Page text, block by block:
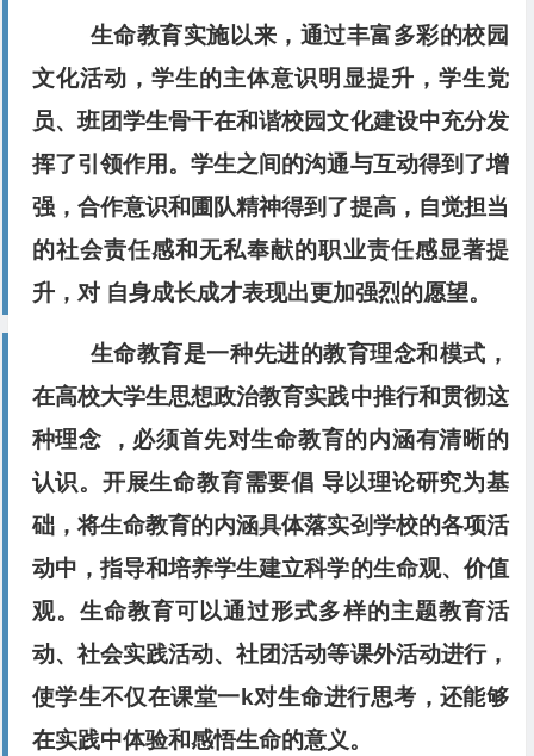
生命教育实施以来，通过丰富多彩的校园
文化活动，学生的主体意识明显提升，学生党
员、班团学生骨干在和谐校园文化建设中充分发
挥了引领作用。学生之间的沟通与互动得到了增
强，合作意识和圃队精神得到了提高，自觉担当
的社会责任感和无私奉献的职业责任感显著提
升，对 自身成长成才表现出更加强烈的愿望。
生命教育是一种先进的教育理念和模式，
在高校大学生思想政治教育实践中推行和贯彻这
种理念 ，必须首先对生命教育的内涵有清晰的
认识。开展生命教育需要倡 导以理论研究为基
础，将生命教育的内涵具体落实刭学校的各项活
动中，指导和培养学生建立科学的生命观、价值
观。生命教育可以通过形式多样的主题教育活
动、社会实践活动、社团活动等课外活动进行，
使学生不仅在课堂一k对生命进行思考，还能够
在实践中体验和感悟生命的意义。